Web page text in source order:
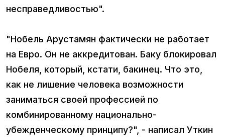
несправедливостью".
"Нобель Арустамян фактически не работает
на Евро. Он не аккредитован. Баку блокировал
Нобеля, который, кстати, бакинец. Что это,
как не лишение человека возможности
заниматься своей профессией по
комбинированному национально-
убежденческому принципу?", - написал Уткин